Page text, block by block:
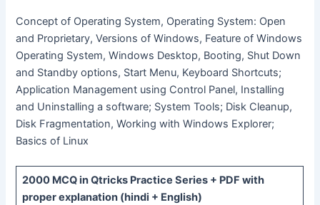
Concept of Operating System, Operating System: Open
and Proprietary, Versions of Windows, Feature of Windows
Operating System, Windows Desktop, Booting, Shut Down
and Standby options, Start Menu, Keyboard Shortcuts;
Application Management using Control Panel, Installing
and Uninstalling a software; System Tools; Disk Cleanup,
Disk Fragmentation, Working with Windows Explorer;
Basics of Linux
2000 MCQin Qtricks Practice Series + PDF with
proper explanation (hindi + English)